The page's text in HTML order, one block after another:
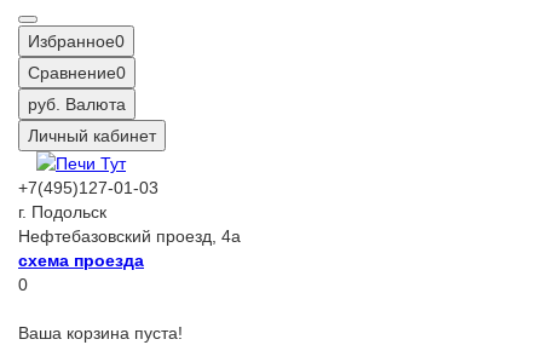
Избранное0
Сравнение0
руб. Валюта
Личный кабинет
+7(495)127-01-03
г. Подольск
Нефтебазовский проезд, 4а
схема проезда
0
Ваша корзина пуста!